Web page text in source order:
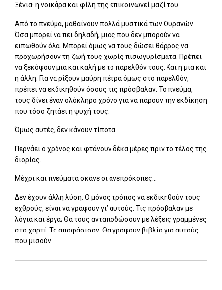
Ξένια· η νοικάρα και φίλη της επικοινωνεί µαζί του.
Από το πνεύµα, µαθαίνουν πολλά µυστικά των Ουρανών.
Όσα µπορεί να πει δηλαδή, µιας που δεν µπορούν να
ειπωθούν όλα. Μπορεί όµως να τους δώσει θάρρος να
προχωρήσουν τη ζωή τους χωρίς πισωγυρίσµατα. Πρέπει
να ξεκόψουν µια και καλή µε το παρελθόν τους. Και η µια και
η άλλη. Για να ρίξουν µαύρη πέτρα όµως στο παρελθόν,
πρέπει να εκδικηθούν όσους τις πρόσβαλαν. Το πνεύµα,
τους δίνει έναν ολόκληρο χρόνο για να πάρουν την εκδίκηση
που τόσο ζητάει η ψυχή τους.
Όµως αυτές, δεν κάνουν τίποτα.
Περνάει ο χρόνος και φτάνουν δέκα µέρες πριν το τέλος της
διορίας.
Μέχρι και πνεύµατα σκάνε οι ανεπρόκοπες…
Δεν έχουν άλλη λύση. Ο µόνος τρόπος να εκδικηθούν τους
εχθρούς, είναι να γράψουν γι’ αυτούς. Τις πρόσβαλαν µε
λόγια και έργα; Θα τους ανταποδώσουν µε λέξεις γραµµένες
στο χαρτί. Το αποφάσισαν. Θα γράψουν βιβλίο για αυτούς
που µισούν.